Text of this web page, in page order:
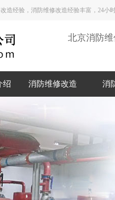
造经验，消防维修改造经验丰富，24小
北京消防
绍 消防维修改造 消